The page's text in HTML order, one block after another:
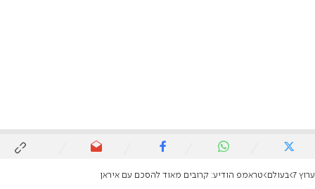
ערוץ 7 בעולם טראמפ הודיע: קרובים מאוד להסכם עם איראן